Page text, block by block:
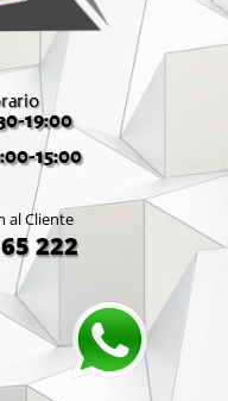
19:00
15:00
al Cliente
222